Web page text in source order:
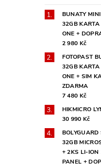
BUNATY
32GB KARTA
ONE +
2 980 Kč
FOTOPAST
32GB KARTA
ONE + SIM
ZDARMA
7 480 Kč
HIKMICRO
30 990 Kč
32GB
+ 2KS LI-ION
PANEL +